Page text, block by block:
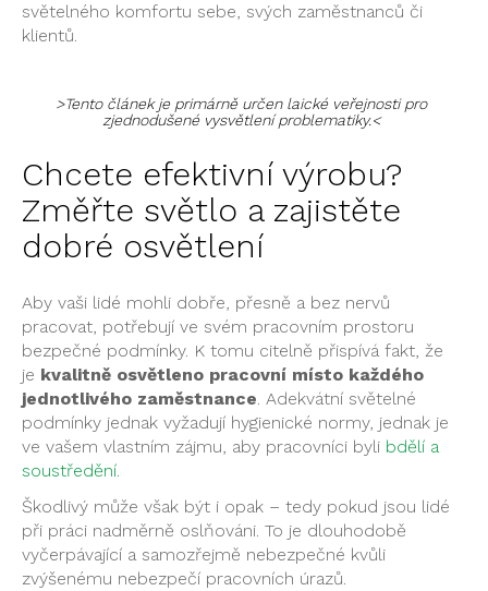
světelného komfortu sebe, svých zaměstnanců či
klientů.
>Tento článek je primárně určen laické veřejnosti pro
zjednodušené vysvětlení problematiky.<
Chcete efektivní výrobu?
Změřte světlo a zajistěte
dobré osvětlení
Aby vaši lidé mohli dobře, přesně a bez nervů
pracovat, potřebují ve svém pracovním prostoru
bezpečné podmínky. K tomu citelně přispívá fakt, že
je kvalitně osvětleno pracovní místo každého
jednotlivého zaměstnance. Adekvátní světelné
podmínky jednak vyžadují hygienické normy, jednak je
ve vašem vlastním zájmu, aby pracovníci byli bdělí a
soustředění.
Škodlivý může však být i opak – tedy pokud jsou lidé
při práci nadměrně oslňováni. To je dlouhodobě
vyčerpávající a samozřejmě nebezpečné kvůli
zvýšenému nebezpečí pracovních úrazů.